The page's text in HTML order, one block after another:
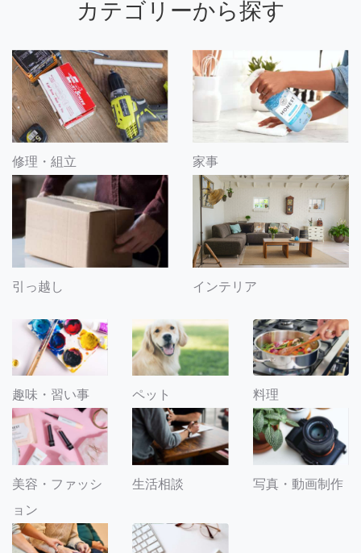
カテゴリーから探す
修理・組立 家事
引っ越し インテリア
趣味・習い事 ペット 料理
美容・ファッシ
ョン
生活相談 写真・動画制作